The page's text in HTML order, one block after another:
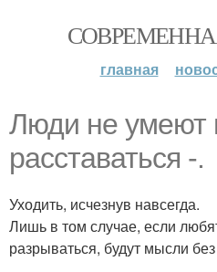
главная
Люди не умеют
расставаться -.
Уходить, исчезнув навсегда.
Лишь в том случае, если
разрываться, будут мысли